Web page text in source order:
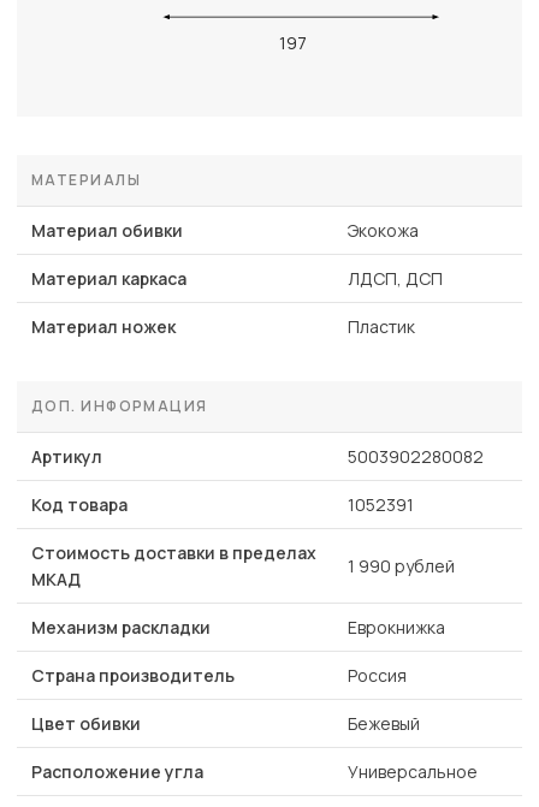
197
МАТЕРИАЛЫ
Материал обивки Экокожа
Материал каркаса ЛДСП, ДСП
Материал ножек Пластик
ДОП. ИНФОРМАЦИЯ
Артикул 5003902280082
Код товара 1052391
Стоимость доставки в пределах
МКАД
1 990 рублей
Механизм раскладки Еврокнижка
Страна производитель Россия
Цвет обивки Бежевый
Расположение угла Универсальное